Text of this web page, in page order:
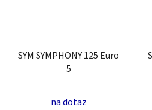
SYM SYMPHONY 125 Euro
5
na dotaz